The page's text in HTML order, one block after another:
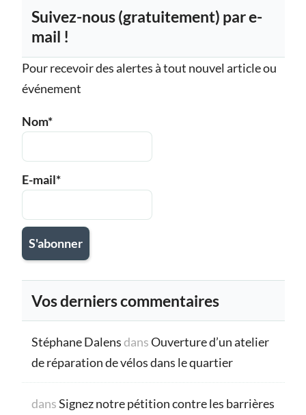
Suivez-nous (gratuitement) par e-
mail !
Pour recevoir des alertes à tout nouvel article ou
événement
Nom*
E-mail*
Vos derniers commentaires
Stéphane DalensdansOuverture d’un atelier
de réparation de vélos dans le quartier
dansSignez notre pétition contre les barrières